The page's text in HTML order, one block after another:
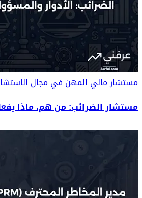
مستشار ماليالمهن في مجال
مستشار الضرائب: من هم، ماذا